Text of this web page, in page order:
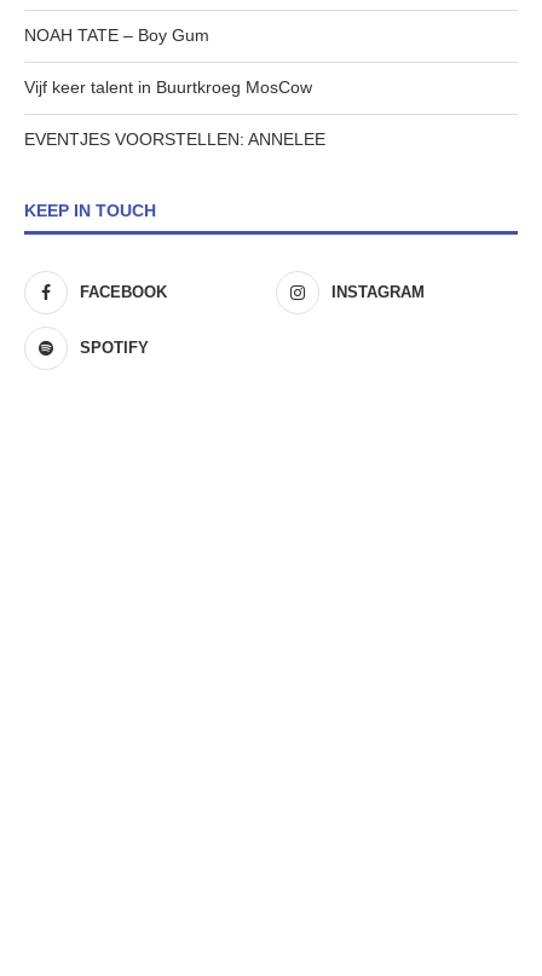
NOAH TATE – Boy Gum
Vijf keer talent in Buurtkroeg MosCow
EVENTJES VOORSTELLEN: ANNELEE
KEEP IN TOUCH
FACEBOOK INSTAGRAM
SPOTIFY